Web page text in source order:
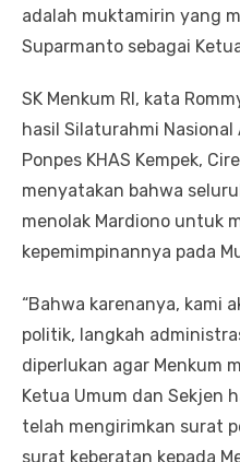
adalah muktamirin yang
Suparmanto sebagai
SK Menkum RI, kata
hasil Silaturahmi Nasional
Ponpes KHAS Kempek,
menyatakan bahwa
menolak Mardiono untuk
kepemimpinannya pada
“Bahwa karenanya, kami
politik, langkah
diperlukan agar Menkum
Ketua Umum dan Sekjen
telah mengirimkan surat
surat keberatan kepada